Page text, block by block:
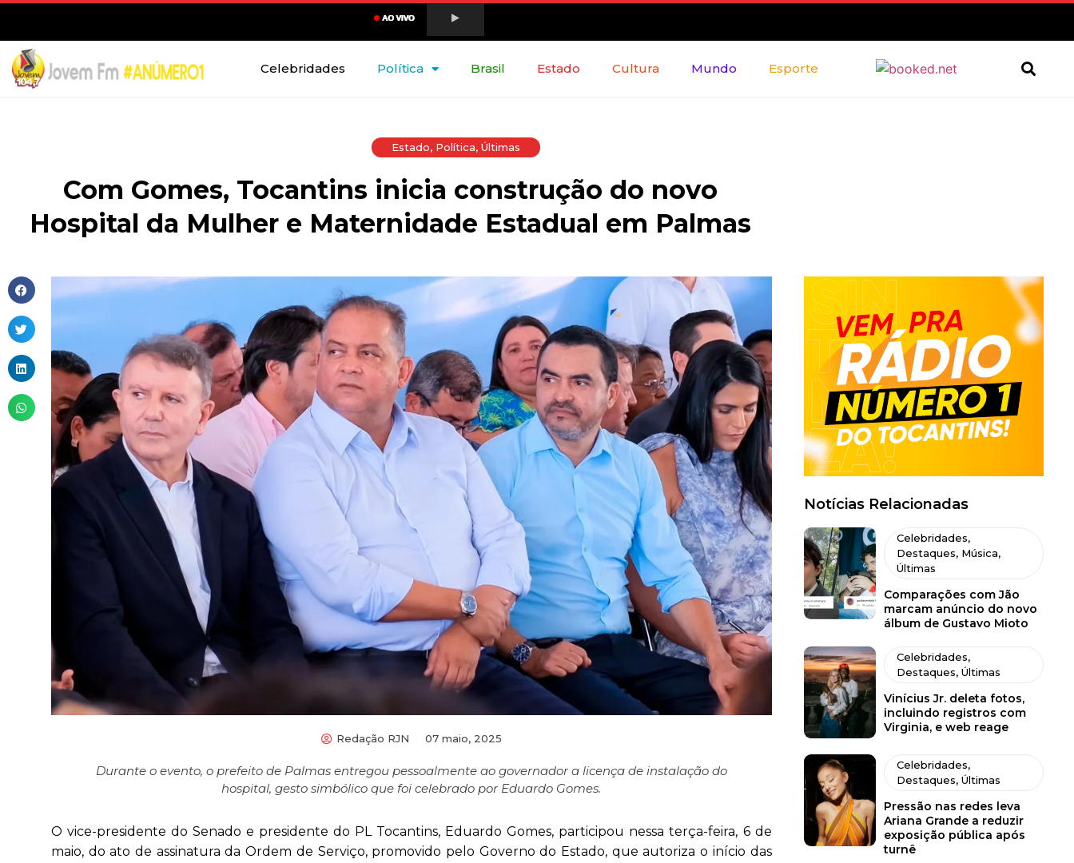
Celebridades Política Brasil Estado Cultura Mundo Esporte
Estado, Política, Últimas
Com Gomes, Tocantins inicia construção do novo
Hospital da Mulher e Maternidade Estadual em Palmas
Redação RJN 07 maio, 2025
Durante o evento, o prefeito de Palmas entregou pessoalmente ao governador a licença de instalação do
hospital, gesto simbólico que foi celebrado por Eduardo Gomes.
O vice-presidente do Senado e presidente do PL Tocantins, Eduardo Gomes, participou nessa terça-feira, 6 de
maio, do ato de assinatura da Ordem de Serviço, promovido pelo Governo do Estado, que autoriza o início das
Notícias Relacionadas
Celebridades,
Destaques, Música,
Últimas
Comparações com Jão
marcam anúncio do novo
álbum de Gustavo Mioto
Celebridades,
Destaques, Últimas
Vinícius Jr. deleta fotos,
incluindo registros com
Virginia, e web reage
Celebridades,
Destaques, Últimas
Pressão nas redes leva
Ariana Grande a reduzir
exposição pública após
turnê